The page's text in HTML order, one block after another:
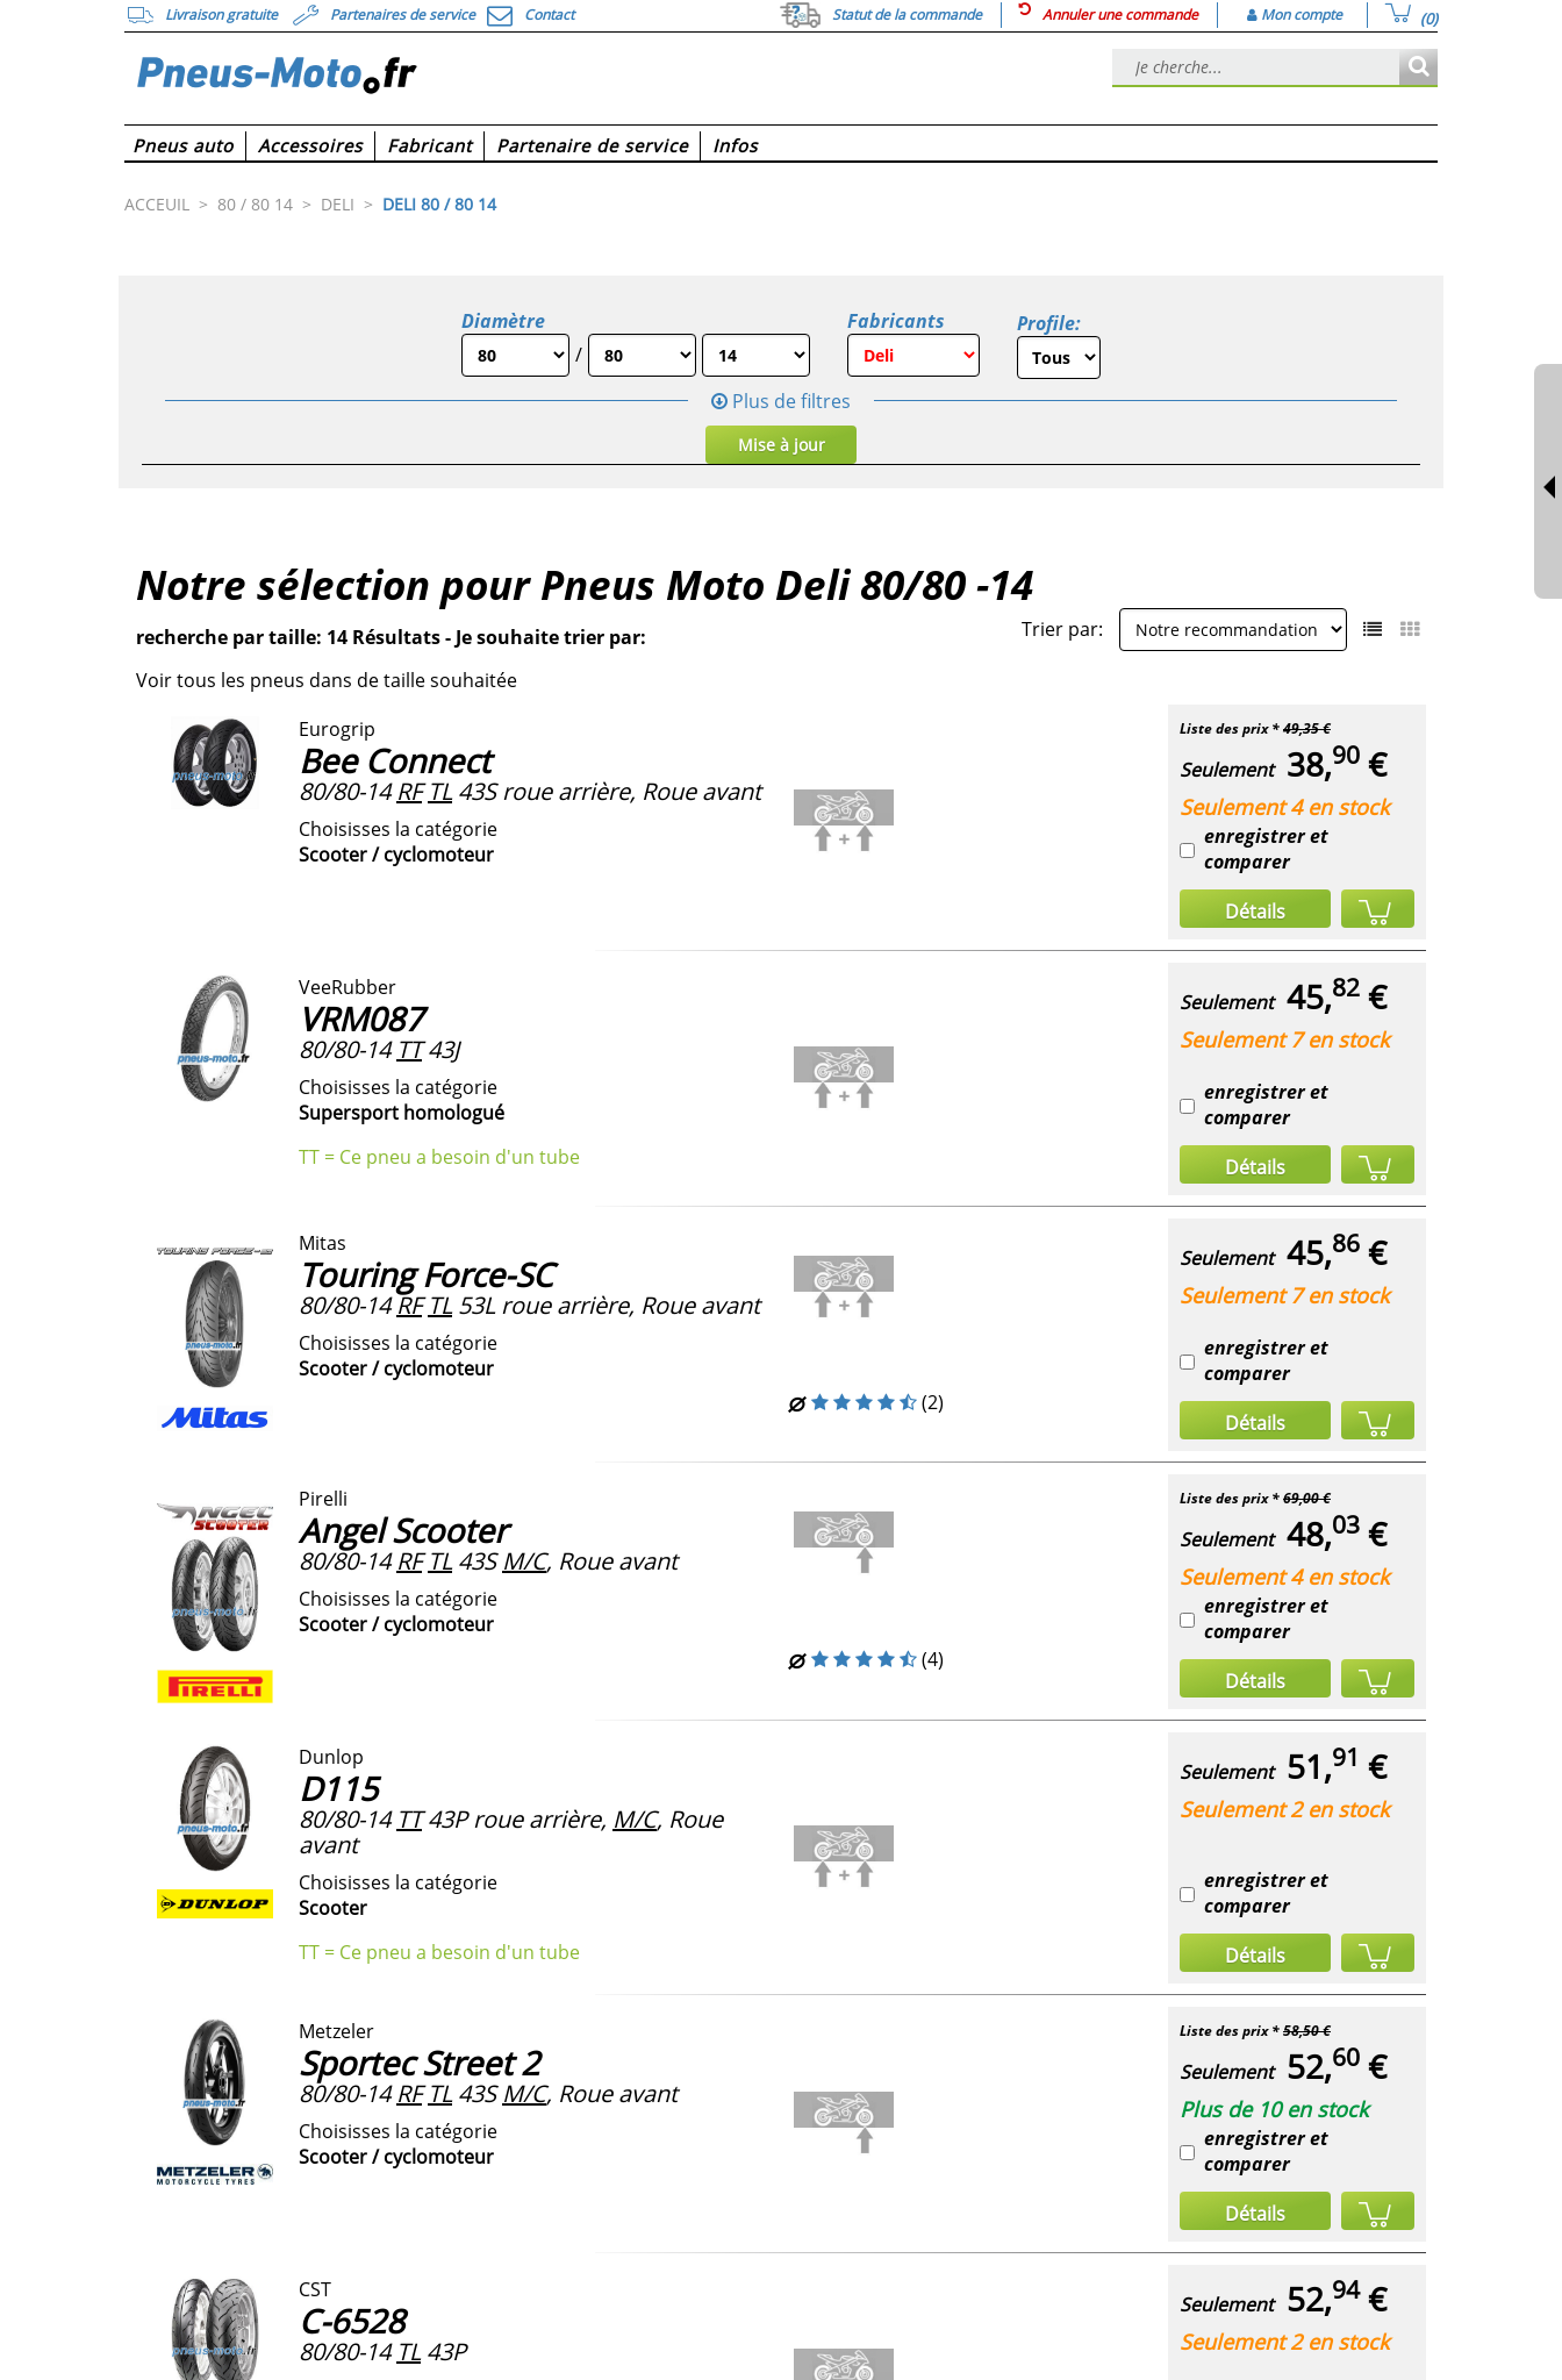
Livraison gratuite Partenaires de service Contact Statut de la commande Annuler une commande Mon compte (0)
Pneus auto Accessoires Fabricant Partenaire de service Infos
ACCEUIL > 80 / 80 14 > DELI > DELI 80 / 80 14
Diamètre
/
Fabricants Profile:
Plus de filtres
Mise à jour
Notre sélection pour Pneus Moto Deli 80/80 -14
recherche par taille: 14 Résultats - Je souhaite trier par:
Trier par:
Voir tous les pneus dans de taille souhaitée
Eurogrip
Bee Connect
80/80-14 RF TL43S roue arrière, Roue avant
Choisisses la catégorie
Scooter / cyclomoteur
Liste des prix *49,35 €
Seulement 38,90 €
Seulement 4 en stock
enregistrer et
comparer
Détails
VeeRubber
VRM087
80/80-14 TT43J
Choisisses la catégorie
Supersport homologué
TT = Ce pneu a besoin d'un tube
Seulement 45,82 €
Seulement 7 en stock
enregistrer et
comparer
Détails
Mitas
Touring Force-SC
80/80-14RF TL53L roue arrière, Roue avant
Choisisses la catégorie
Scooter / cyclomoteur
(2)
Seulement 45,86 €
Seulement 7 en stock
enregistrer et
comparer
Détails
Pirelli
Angel Scooter
80/80-14 RF TL43S M/C, Roue avant
Choisisses la catégorie
Scooter / cyclomoteur
(4)
Liste des prix *69,00 €
Seulement 48,03 €
Seulement 4 en stock
enregistrer et
comparer
Détails
Dunlop
D115
80/80-14 TT43P roue arrière, M/C, Roue
avant
Choisisses la catégorie
Scooter
TT = Ce pneu a besoin d'un tube
Seulement 51,91 €
Seulement 2 en stock
enregistrer et
comparer
Détails
Metzeler
Sportec Street 2
80/80-14 RF TL43S M/C, Roue avant
Choisisses la catégorie
Scooter / cyclomoteur
Liste des prix *58,50 €
Seulement 52,60 €
Plus de 10 en stock
enregistrer et
comparer
Détails
CST
C-6528
80/80-14 TL43P
Seulement 52,94€
Seulement 2 en stock